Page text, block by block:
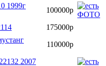
1999г
100000р
175000р
110000р
2007